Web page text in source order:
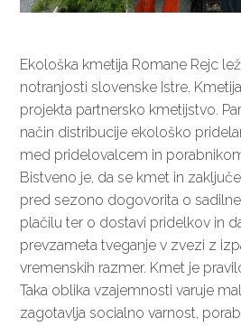
Ekološka kmetija Romane Rejc
notranjosti slovenske Istre.
projekta partnersko kmetijstvo.
način distribucije ekološko
med pridelovalcem in
Bistveno je, da se kmet in
pred sezono dogovorita o
plačilu ter o dostavi pridelkov in
prevzameta tveganje v zvezi z
vremenskih razmer. Kmet je
Taka oblika vzajemnosti varuje
zagotavlja socialno varnost,